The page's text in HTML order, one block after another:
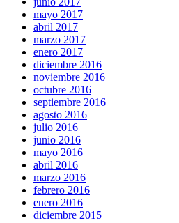
mayo 2017
abril 2017
marzo 2017
enero 2017
diciembre 2016
noviembre 2016
octubre 2016
septiembre 2016
agosto 2016
julio 2016
junio 2016
mayo 2016
abril 2016
marzo 2016
febrero 2016
enero 2016
diciembre 2015